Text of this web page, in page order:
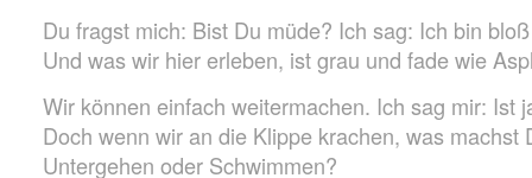
Du fragst mich: Bist Du müde? Ich sag: Ich bin
Und was wir hier erleben, ist grau und fade wie
Wir können einfach weitermachen. Ich sag mir: Ist
Doch wenn wir an die Klippe krachen, was machst
Untergehen oder Schwimmen?